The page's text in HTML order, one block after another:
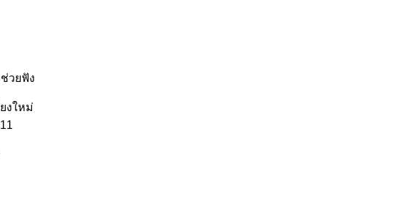
วยฟัง
งใหม่